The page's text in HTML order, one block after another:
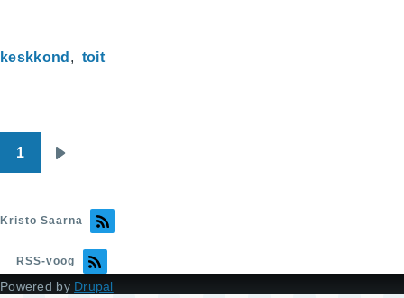
keskkond toit
Pagination
1
Kristo Saarna
RSS-voog
Powered by Drupal